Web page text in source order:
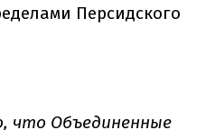
Персидского
что Объединенные